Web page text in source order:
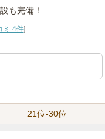
も完備！
ミ 4件]
21位-30位